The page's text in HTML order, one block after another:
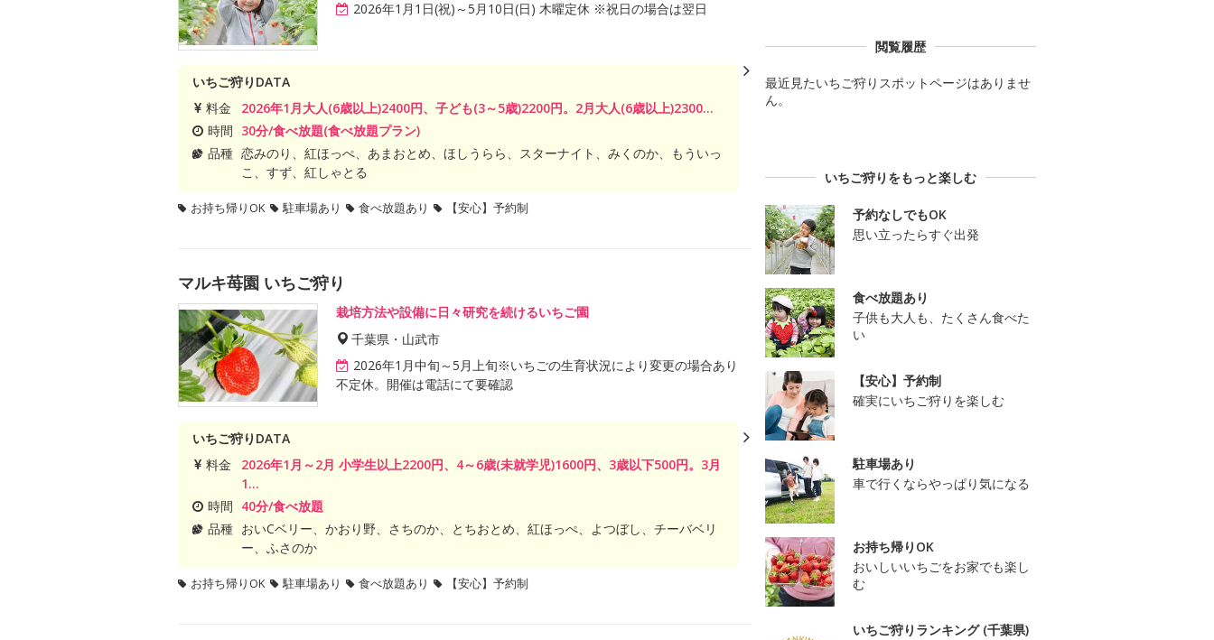
2026年1月1日(祝)～5月10日(日) 木曜定休 ※祝日の場合は翌日
いちご狩りDATA
料金
2026年1月大人(6歳以上)2400円、子ども(3～5歳)2200円。2月大人(6歳以上)2300...
時間 30分/食べ放題(食べ放題プラン)
品種 恋みのり、紅ほっぺ、あまおとめ、ほしうらら、スターナイト、みくのか、もういっ
こ、すず、紅しゃとる
お持ち帰りOK 駐車場あり 食べ放題あり 【安心】予約制
マルキ苺園 いちご狩り
栽培方法や設備に日々研究を続けるいちご園
千葉県・山武市
2026年1月中旬～5月上旬※いちごの生育状況により変更の場合あり
不定休。開催は電話にて要確認
いちご狩りDATA
料金
2026年1月～2月 小学生以上2200円、4～6歳(未就学児)1600円、3歳以下500円。3月
1...
時間 40分/食べ放題
品種 おいCベリー、かおり野、さちのか、とちおとめ、紅ほっぺ、よつぼし、チーバベリ
ー、ふさのか
お持ち帰りOK 駐車場あり 食べ放題あり 【安心】予約制
閲覧履歴
最近見たいちご狩りスポットページはありませ
ん。
いちご狩りをもっと楽しむ
予約なしでもOK
思い立ったらすぐ出発
食べ放題あり
子供も大人も、たくさん食べた
い
【安心】予約制
確実にいちご狩りを楽しむ
駐車場あり
車で行くならやっぱり気になる
お持ち帰りOK
おいしいいちごをお家でも楽し
む
いちご狩りランキング (千葉県)